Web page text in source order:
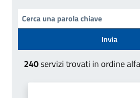
Invia
240servizi trovati in ordine